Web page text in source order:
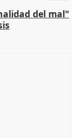
del mal"